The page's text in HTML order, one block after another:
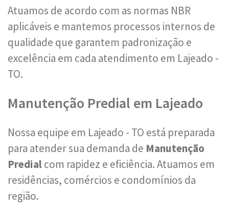
Atuamos de acordo com as normas NBR
aplicáveis e mantemos processos internos de
qualidade que garantem padronização e
excelência em cada atendimento em Lajeado -
TO.
Manutenção Predial em Lajeado
Nossa equipe em Lajeado - TO está preparada
para atender sua demanda de Manutenção
Predialcom rapidez e eficiência. Atuamos em
residências, comércios e condomínios da
região.